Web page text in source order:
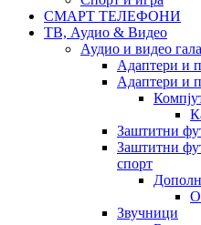
СМАРТ ТЕЛЕФОНИ
ТВ, Аудио & Видео
Аудио и видео
Адаптери и
Адаптери и
Заштитни
Заштитни
спорт
Звучници